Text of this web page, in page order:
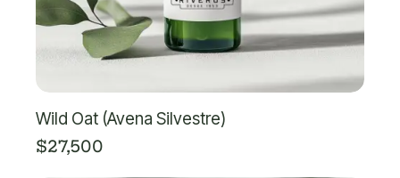
Wild Oat (Avena Silvestre)
$27,500